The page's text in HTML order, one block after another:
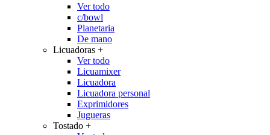
Ver todo
c/bowl
Planetaria
De mano
Licuadoras +
Ver todo
Licuamixer
Licuadora
Licuadora personal
Exprimidores
Jugueras
Tostado +